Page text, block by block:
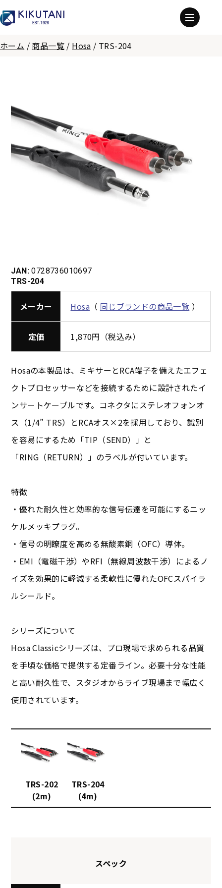
ホーム / 商品一覧 / Hosa / TRS-204
JAN: 0728736010697
TRS-204
メーカー Hosa （ 同じブランドの商品一覧 ）
定価 1,870円（税込み）
Hosaの本製品は、ミキサーとRCA端子を備えたエフェ
クトプロセッサーなどを接続するために設計されたイ
ンサートケーブルです。コネクタにステレオフォンオ
ス（1/4” TRS）とRCAオス×2を採用しており、識別
を容易にするため「TIP（SEND）」と
「RING（RETURN）」のラベルが付いています。
特徴
・優れた耐久性と効率的な信号伝達を可能にするニッ
ケルメッキプラグ。
・信号の明瞭度を高める無酸素銅（OFC）導体。
・EMI（電磁干渉）やRFI（無線周波数干渉）によるノ
イズを効果的に軽減する柔軟性に優れたOFCスパイラ
ルシールド。
シリーズについて
Hosa Classicシリーズは、プロ現場で求められる品質
を手頃な価格で提供する定番ライン。必要十分な性能
と高い耐久性で、スタジオからライブ現場まで幅広く
使用されています。
TRS-202
(2m)
TRS-204
(4m)
スペック